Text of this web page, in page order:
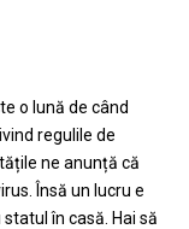
o lună de când
regulile de
ne anunță că
Însă un lucru e
în casă. Hai să